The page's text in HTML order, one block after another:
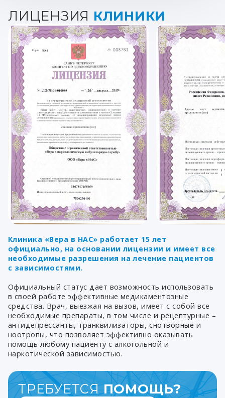
ЛИЦЕНЗИЯ КЛИНИКИ
Клиника «Вера в НАС» работает 15 лет
официально, на основании лицензии и имеет все
необходимые разрешения на лечение пациентов
с зависимостями.
Официальный статус дает возможность использовать
в своей работе эффективные медикаментозные
средства. Врач, выезжая на вызов, имеет с собой все
необходимые препараты, в том числе и рецептурные –
антидепрессанты, транквилизаторы, снотворные и
ноотропы, что позволяет эффективно оказывать
помощь любому пациенту с алкогольной и
наркотической зависимостью.
ТРЕБУЕТСЯПОМОЩЬ?